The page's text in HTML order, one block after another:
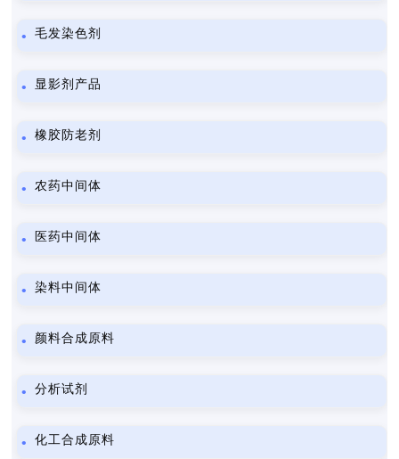
毛发染色剂
显影剂产品
橡胶防老剂
农药中间体
医药中间体
染料中间体
颜料合成原料
分析试剂
化工合成原料